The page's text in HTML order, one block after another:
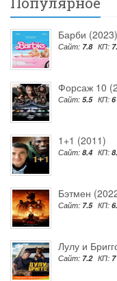
Барби (2023)
Сайт: 7.8 КП:
Форсаж 10
Сайт: 5.5 КП: 6
1+1 (2011)
Сайт: 8.4 КП:
Бэтмен
Сайт: 7.5 КП:
Лулу и
Сайт: 7.2 КП: 7